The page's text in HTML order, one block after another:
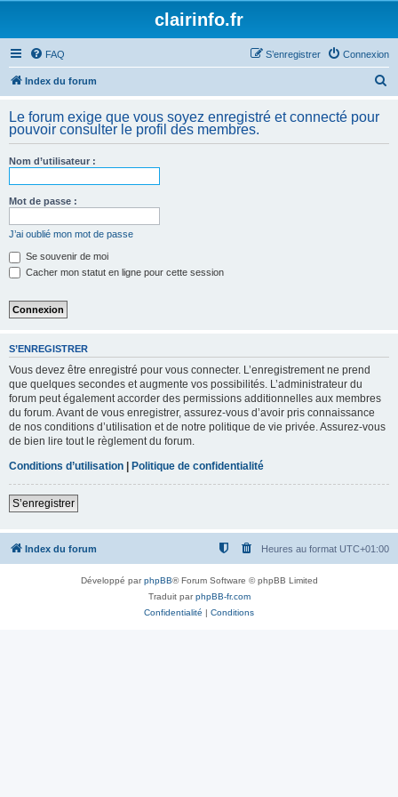
clairinfo.fr
FAQ Connexion
S’enregistrer
Index du forum
h
Le forum exige que vous soyez enregistré et connecté pour
pouvoir consulter le profil des membres.
Nom d’utilisateur :
Mot de passe :
J’ai oublié mon mot de passe
Se souvenir de moi
Cacher mon statut en ligne pour cette session
S’ENREGISTRER
Vous devez être enregistré pour vous connecter. L’enregistrement ne prend
que quelques secondes et augmente vos possibilités. L’administrateur du
forum peut également accorder des permissions additionnelles aux membres
du forum. Avant de vous enregistrer, assurez-vous d’avoir pris connaissance
de nos conditions d’utilisation et de notre politique de vie privée. Assurez-vous
de bien lire tout le règlement du forum.
Conditions d’utilisation | Politique de confidentialité
S’enregistrer
Index du forum Heures au format UTC+01:00
Développé parphpBB® Forum Software © phpBB Limited
Traduit parphpBB-fr.com
Confidentialité | Conditions